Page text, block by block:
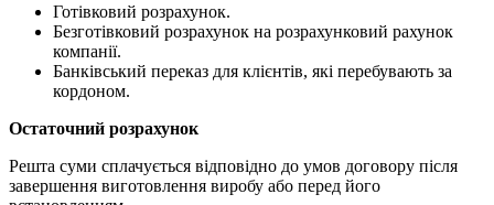
Готівковий розрахунок.
Безготівковий розрахунок на розрахунковий рахунок
компанії.
Банківський переказ для клієнтів, які перебувають за
кордоном.
Остаточний розрахунок
Решта суми сплачується відповідно до умов договору після
завершення виготовлення виробу або перед його